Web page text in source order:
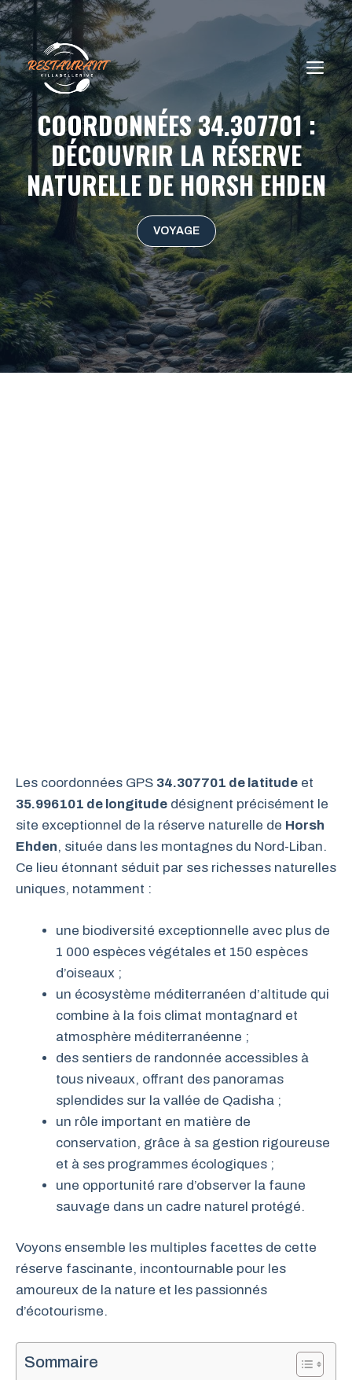
Aller
au
contenu
COORDONNÉES 34.307701 :
DÉCOUVRIR LA RÉSERVE
NATURELLE DE HORSH EHDEN
VOYAGE
Les coordonnées GPS 34.307701 de latitude et
35.996101 de longitude désignent précisément le
site exceptionnel de la réserve naturelle de Horsh
Ehden, située dans les montagnes du Nord-Liban.
Ce lieu étonnant séduit par ses richesses naturelles
uniques, notamment :
une biodiversité exceptionnelle avec plus de
1 000 espèces végétales et 150 espèces
d’oiseaux ;
un écosystème méditerranéen d’altitude qui
combine à la fois climat montagnard et
atmosphère méditerranéenne ;
des sentiers de randonnée accessibles à
tous niveaux, offrant des panoramas
splendides sur la vallée de Qadisha ;
un rôle important en matière de
conservation, grâce à sa gestion rigoureuse
et à ses programmes écologiques ;
une opportunité rare d’observer la faune
sauvage dans un cadre naturel protégé.
Voyons ensemble les multiples facettes de cette
réserve fascinante, incontournable pour les
amoureux de la nature et les passionnés
d’écotourisme.
Sommaire